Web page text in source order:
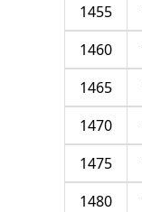
1455
1460
1465
1470
1475
1480